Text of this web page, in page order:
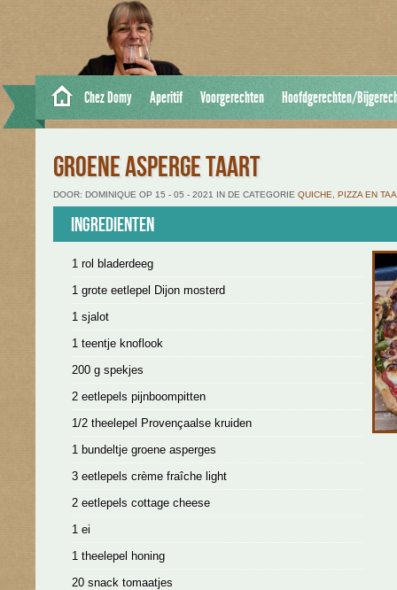
Chez Domy Aperitif Voorgerechten Hoofdgerechten/
GROENE ASPERGE TAART
DOOR: DOMINIQUE OP 15 - 05 - 2021 IN DE CATEGORIE QUICHE, PIZZA EN
Ingredienten
1 rol bladerdeeg
1 grote eetlepel Dijon mosterd
1 sjalot
1 teentje knoflook
200 g spekjes
2 eetlepels pijnboompitten
1/2 theelepel Provençaalse kruiden
1 bundeltje groene asperges
3 eetlepels crème fraîche light
2 eetlepels cottage cheese
1 ei
1 theelepel honing
20 snack tomaatjes